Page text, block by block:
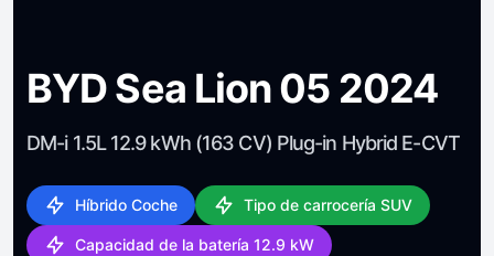
BYD Sea Lion 05 2024
DM-i 1.5L 12.9 kWh (163 CV) Plug-in Hybrid E-CVT
Híbrido Coche Tipo de carrocería SUV
Capacidad de la batería 12.9 kW